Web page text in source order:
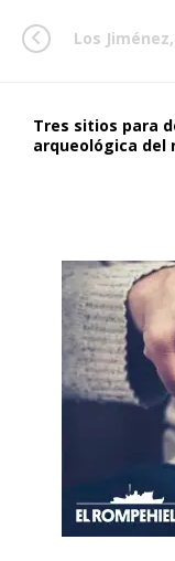
Los
Tres sitios para
arqueológica del